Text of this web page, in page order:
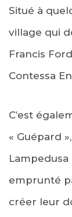
Situé à
village qui
Francis
Contessa
C’est
« Guépard
emprunté
créer leur